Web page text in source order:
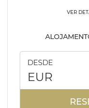
VER
DESDE
EUR